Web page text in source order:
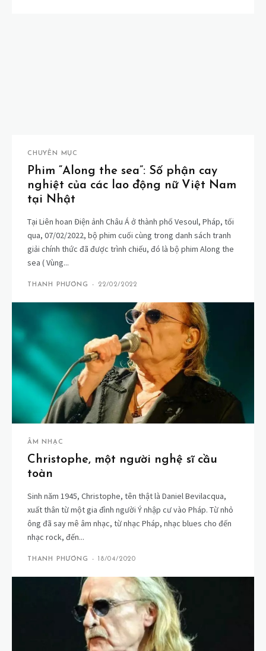
CHUYÊN MỤC
Phim “Along the sea”: Số phận cay
nghiệt của các lao động nữ Việt Nam
tại Nhật
Tại Liên hoan Điện ảnh Châu Á ở thành phố Vesoul, Pháp, tối
qua, 07/02/2022, bộ phim cuối cùng trong danh sách tranh
giải chính thức đã được trình chiếu, đó là bộ phim Along the
sea ( Vùng...
THANH PHƯƠNG - 22/02/2022
ÂM NHẠC
Christophe, một người nghệ sĩ cầu
toàn
Sinh năm 1945, Christophe, tên thật là Daniel Bevilacqua,
xuất thân từ một gia đình người Ý nhập cư vào Pháp. Từ nhỏ
ông đã say mê âm nhạc, từ nhạc Pháp, nhạc blues cho đến
nhạc rock, đến...
THANH PHƯƠNG - 18/04/2020